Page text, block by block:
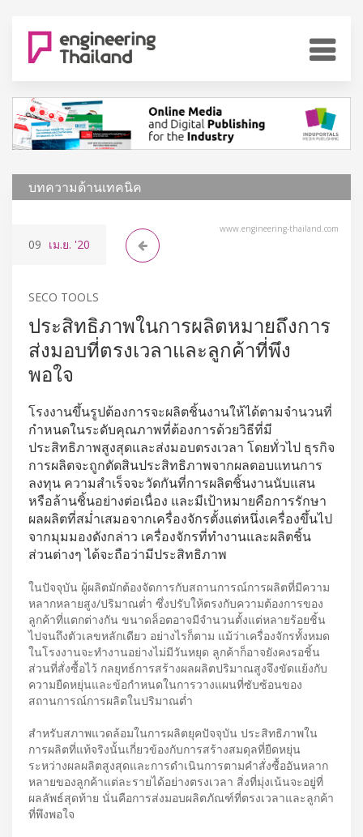
บทความด้านเทคนิค
www.engineering-thailand.com
09 เม.ย. '20
SECO TOOLS
ประสิทธิภาพในการผลิตหมายถึงการ
ส่งมอบที่ตรงเวลาและลูกค้าที่พึง
พอใจ
โรงงานขึ้นรูปต้องการจะผลิตชิ้นงานให้ได้ตามจำนวนที่
กำหนดในระดับคุณภาพที่ต้องการด้วยวิธีที่มี
ประสิทธิภาพสูงสุดและส่งมอบตรงเวลา โดยทั่วไป ธุรกิจ
การผลิตจะถูกตัดสินประสิทธิภาพจากผลตอบแทนการ
ลงทุน ความสำเร็จจะวัดกันที่การผลิตชิ้นงานนับแสน
หรือล้านชิ้นอย่างต่อเนื่อง และมีเป้าหมายคือการรักษา
ผลผลิตที่สม่ำเสมอจากเครื่องจักรตั้งแต่หนึ่งเครื่องขึ้นไป
จากมุมมองดังกล่าว เครื่องจักรที่ทำงานและผลิตชิ้น
ส่วนต่างๆ ได้จะถือว่ามีประสิทธิภาพ
ในปัจจุบัน ผู้ผลิตมักต้องจัดการกับสถานการณ์การผลิตที่มีความ
หลากหลายสูง/ปริมาณต่ำ ซึ่งปรับให้ตรงกับความต้องการของ
ลูกค้าที่แตกต่างกัน ขนาดล็อตอาจมีจำนวนตั้งแต่หลายร้อยชิ้น
ไปจนถึงตัวเลขหลักเดียว อย่างไรก็ตาม แม้ว่าเครื่องจักรทั้งหมด
ในโรงงานจะทำงานอย่างไม่มีวันหยุด ลูกค้าก็อาจยังคงรอชิ้น
ส่วนที่สั่งซื้อไว้ กลยุทธ์การสร้างผลผลิตปริมาณสูงจึงขัดแย้งกับ
ความยืดหยุ่นและข้อกำหนดในการวางแผนที่ซับซ้อนของ
สถานการณ์การผลิตในปริมาณต่ำ
สำหรับสภาพแวดล้อมในการผลิตยุคปัจจุบัน ประสิทธิภาพใน
การผลิตที่แท้จริงนั้นเกี่ยวข้องกับการสร้างสมดุลที่ยืดหยุ่น
ระหว่างผลผลิตสูงสุดและการดำเนินการตามคำสั่งซื้ออันหลาก
หลายของลูกค้าแต่ละรายได้อย่างตรงเวลา สิ่งที่มุ่งเน้นจะอยู่ที่
ผลลัพธ์สุดท้าย นั่นคือการส่งมอบผลิตภัณฑ์ที่ตรงเวลาและลูกค้า
ที่พึงพอใจ